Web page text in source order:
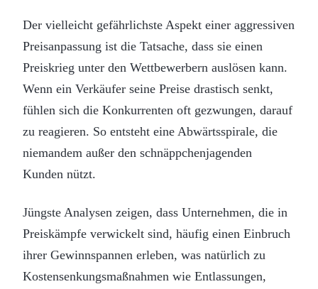
Der vielleicht gefährlichste Aspekt einer aggressiven
Preisanpassung ist die Tatsache, dass sie einen
Preiskrieg unter den Wettbewerbern auslösen kann.
Wenn ein Verkäufer seine Preise drastisch senkt,
fühlen sich die Konkurrenten oft gezwungen, darauf
zu reagieren. So entsteht eine Abwärtsspirale, die
niemandem außer den schnäppchenjagenden
Kunden nützt.
Jüngste Analysen zeigen, dass Unternehmen, die in
Preiskämpfe verwickelt sind, häufig einen Einbruch
ihrer Gewinnspannen erleben, was natürlich zu
Kostensenkungsmaßnahmen wie Entlassungen,